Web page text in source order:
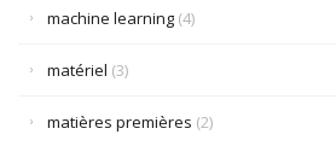
machine learning (4)
matériel (3)
matières premières (2)